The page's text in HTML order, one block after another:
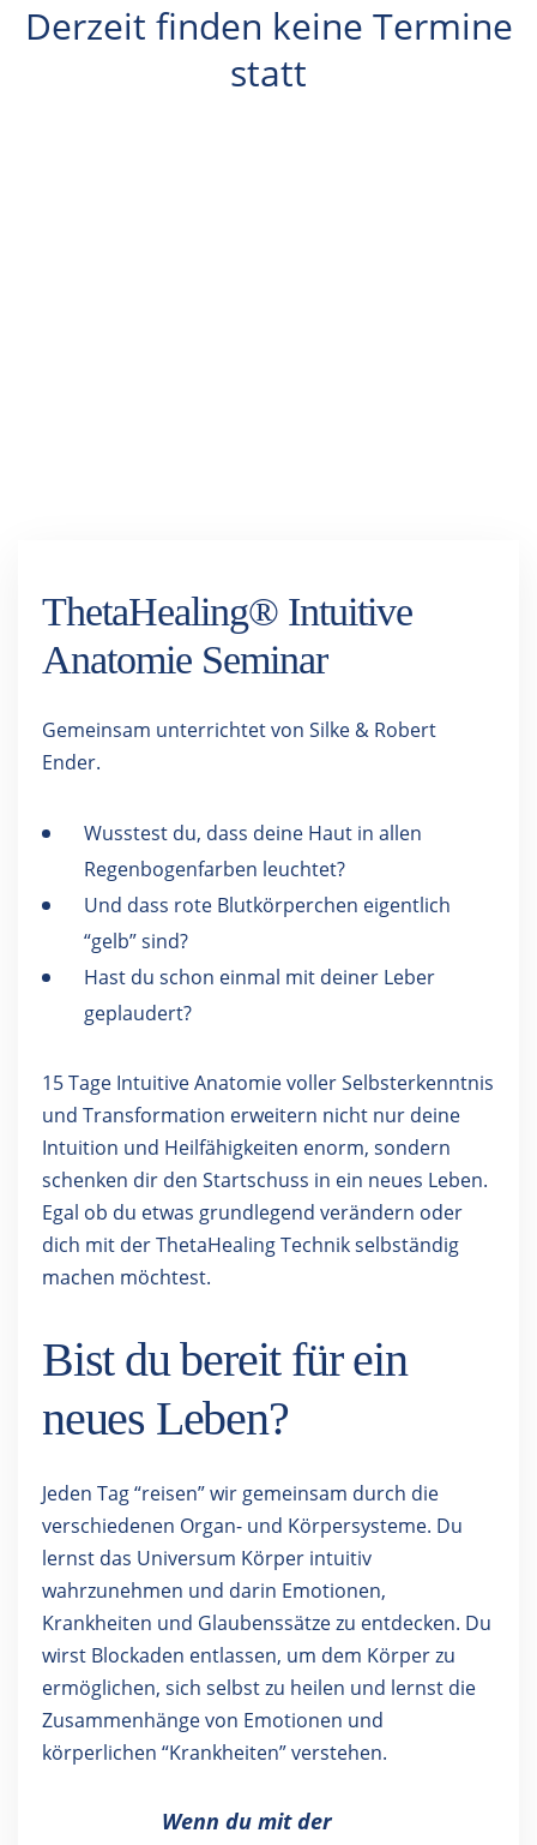
Derzeit finden keine Termine
statt
ThetaHealing® Intuitive
Anatomie Seminar
Gemeinsam unterrichtet von Silke & Robert
Ender.
Wusstest du, dass deine Haut in allen
Regenbogenfarben leuchtet?
Und dass rote Blutkörperchen eigentlich
“gelb” sind?
Hast du schon einmal mit deiner Leber
geplaudert?
15 Tage Intuitive Anatomie voller Selbsterkenntnis
und Transformation erweitern nicht nur deine
Intuition und Heilfähigkeiten enorm, sondern
schenken dir den Startschuss in ein neues Leben.
Egal ob du etwas grundlegend verändern oder
dich mit der ThetaHealing Technik selbständig
machen möchtest.
Bist du bereit für ein
neues Leben?
Jeden Tag “reisen” wir gemeinsam durch die
verschiedenen Organ- und Körpersysteme. Du
lernst das Universum Körper intuitiv
wahrzunehmen und darin Emotionen,
Krankheiten und Glaubenssätze zu entdecken. Du
wirst Blockaden entlassen, um dem Körper zu
ermöglichen, sich selbst zu heilen und lernst die
Zusammenhänge von Emotionen und
körperlichen “Krankheiten” verstehen.
Wenn du mit der